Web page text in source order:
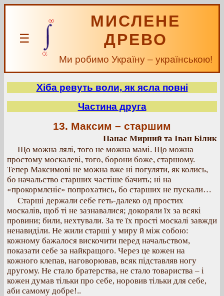
☰
МИСЛЕНЕ
ДРЕВО
Ми робимо Україну – українською!
Хіба ревуть воли, як ясла повні
Частина друга
13. Максим – старшим
Панас Мирний та Іван Білик
Що можна лялі, того не можна мамі. Що можна
простому москалеві, того, борони боже, старшому.
Тепер Максимові не можна вже ні погуляти, як колись,
бо начальство старших частіше бачить; ні на
«прокормлєніє» попрохатись, бо старших не пускали…
Старші держали себе геть-далеко од простих
москалів, щоб ті не зазнавалися; докоряли їх за всякі
провини; били, нехтували. За те їх прості москалі завжди
ненавиділи. Не жили старші у миру й між собою:
кожному бажалося вискочити перед начальством,
показати себе за найкращого. Через це кожен на
кожного клепав, наговорював, всяк підставляв ногу
другому. Не стало братерства, не стало товариства – і
кожен думав тільки про себе, норовив тільки для себе,
аби самому добре!..